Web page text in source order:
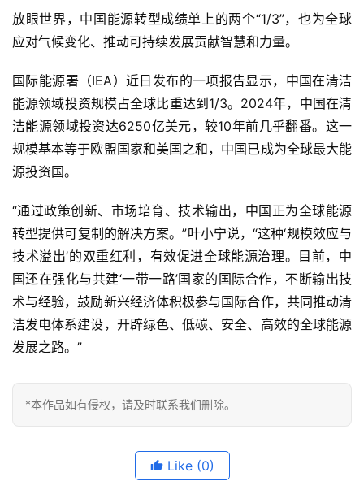
放眼世界，中国能源转型成绩单上的两个“1/3”，也为全球
应对气候变化、推动可持续发展贡献智慧和力量。
国际能源署（IEA）近日发布的一项报告显示，中国在清洁
能源领域投资规模占全球比重达到1/3。2024年，中国在清
洁能源领域投资达6250亿美元，较10年前几乎翻番。这一
规模基本等于欧盟国家和美国之和，中国已成为全球最大能
源投资国。
“通过政策创新、市场培育、技术输出，中国正为全球能源
转型提供可复制的解决方案。”叶小宁说，“这种‘规模效应与
技术溢出’的双重红利，有效促进全球能源治理。目前，中
国还在强化与共建‘一带一路’国家的国际合作，不断输出技
术与经验，鼓励新兴经济体积极参与国际合作，共同推动清
洁发电体系建设，开辟绿色、低碳、安全、高效的全球能源
发展之路。”
*本作品如有侵权，请及时联系我们删除。
Like (0)